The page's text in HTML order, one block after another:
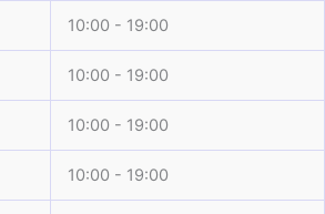
10:00 - 19:00
10:00 - 19:00
10:00 - 19:00
10:00 - 19:00